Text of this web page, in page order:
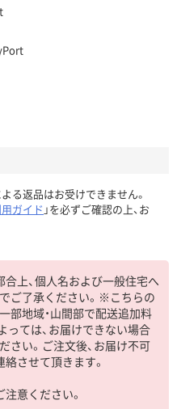
る返品はお受けできません。
ガイド 」を必ずご確認の上、お
上、個人名および一般住宅へ
ご了承ください。※こちらの
部地域・山間部で配送追加料
っては、お届けできない場合
さい。ご注文後、お届け不可
させて頂きます。
意ください。